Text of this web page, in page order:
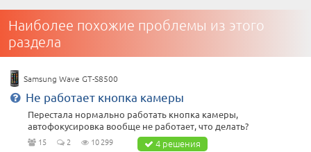
Наиболее похожие проблемы из этого
раздела
Samsung Wave GT-S8500
Не работает кнопка камеры
Перестала нормально работать кнопка камеры,
автофокусировка вообще не работает, что делать?
15 2 10 299 4 решения